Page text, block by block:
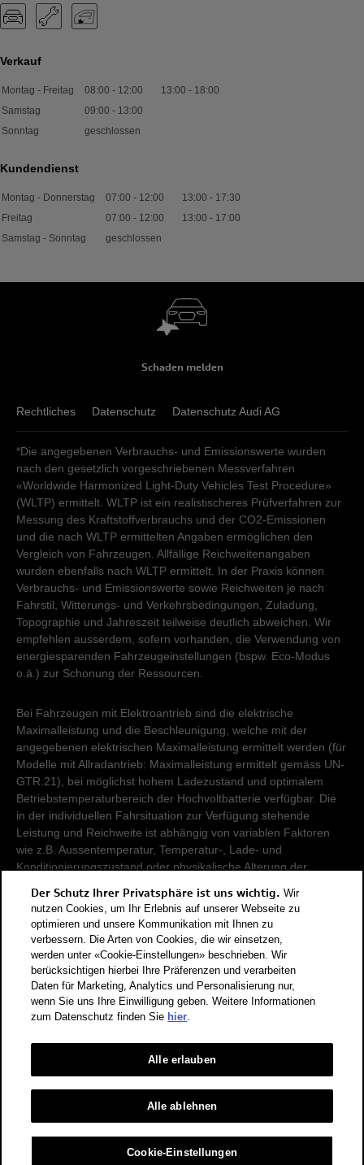
Verkauf
Montag - Freitag 08:00 - 12:00 13:00 - 18:00
Samstag
09:00 - 13:00
Sonntag
geschlossen
Kundendienst
Montag - Donnerstag 07:00 - 12:00 13:00 - 17:30
Freitag
07:00 - 12:00 13:00 - 17:00
Samstag - Sonntag
geschlossen
Schaden melden
Rechtliches Datenschutz Datenschutz Audi AG
*Die angegebenen Verbrauchs- und Emissionswerte wurden
nach den gesetzlich vorgeschriebenen Messverfahren
«Worldwide Harmonized Light-Duty Vehicles Test Procedure»
(WLTP) ermittelt. WLTP ist ein realistischeres Prüfverfahren zur
Messung des Kraftstoffverbrauchs und der CO2-Emissionen
und die nach WLTP ermittelten Angaben ermöglichen den
Vergleich von Fahrzeugen. Allfällige Reichweitenangaben
wurden ebenfalls nach WLTP ermittelt. In der Praxis können
Verbrauchs- und Emissionswerte sowie Reichweiten je nach
Fahrstil, Witterungs- und Verkehrsbedingungen, Zuladung,
Topographie und Jahreszeit teilweise deutlich abweichen. Wir
empfehlen ausserdem, sofern vorhanden, die Verwendung von
energiesparenden Fahrzeugeinstellungen (bspw. Eco-Modus
o.ä.) zur Schonung der Ressourcen.
Bei Fahrzeugen mit Elektroantrieb sind die elektrische
Maximalleistung und die Beschleunigung, welche mit der
angegebenen elektrischen Maximalleistung ermittelt werden (für
Modelle mit Allradantrieb: Maximalleistung ermittelt gemäss UN-
GTR.21), bei möglichst hohem Ladezustand und optimalem
Betriebstemperaturbereich der Hochvoltbatterie verfügbar. Die
in der individuellen Fahrsituation zur Verfügung stehende
Leistung und Reichweite ist abhängig von variablen Faktoren
wie z.B. Aussentemperatur, Temperatur-, Lade- und
Konditionierungszustand oder physikalische Alterung der
Damit Energieverbräuche unterschiedlicher Antriebsformen
(Benzin, Diesel, Gas, Strom, usw.) vergleichbar sind, werden sie
zusätzlich als sogenannte Benzinäquivalente (Masseinheit für
Energie) ausgewiesen. CO2 ist das für die Erderwärmung
hauptverantwortliche Treibhausgas. CO2-Mittelwert aller in der
Schweiz angebotenen Fahrzeugmodelle: 111 g/km (WLTP).
CO2-Zielwert der in der Schweiz angebotenen
Fahrzeugmodelle: 93.6 g/km (WLTP). Die Angaben für ein
Fahrzeug können von den zulassungsrelevanten Daten nach
der individuellen Einzelfahrzeuggenehmigung abweichen.
Energieeffizienz-Kategorie nach dem neuen
Berechnungsverfahren gemäss Anhang 4.1 EnEV, gültig ab
01.01.2023. Informationen zur Energieetikette für
Personenwagen finden Sie unter Bundesamt für Energie BFE.
Der Schutz Ihrer Privatsphäre ist uns wichtig. Wir
nutzen Cookies, um Ihr Erlebnis auf unserer Webseite zu
optimieren und unsere Kommunikation mit Ihnen zu
verbessern. Die Arten von Cookies, die wir einsetzen,
werden unter «Cookie-Einstellungen» beschrieben. Wir
berücksichtigen hierbei Ihre Präferenzen und verarbeiten
Daten für Marketing, Analytics und Personalisierung nur,
wenn Sie uns Ihre Einwilligung geben. Weitere Informationen
zum Datenschutz finden Sie hier.
Cookie-Einstellungen
Alle ablehnen
Alle erlauben